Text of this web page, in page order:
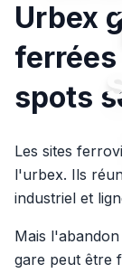
Urbex
ferrées
spots
Les sites
l'urbex. Ils
industriel et
Mais
gare peut être